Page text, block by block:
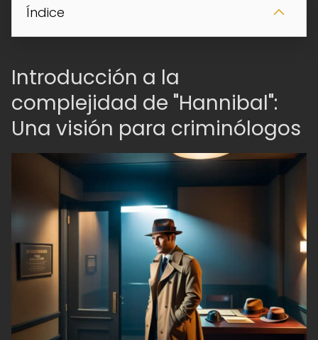
Índice
Introducción a la
complejidad de "Hannibal":
Una visión para criminólogos